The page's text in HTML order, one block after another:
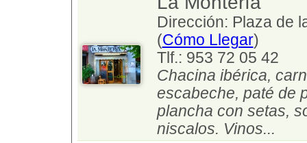
Dirección: Plaza de
(Cómo Llegar)
Tlf.: 953 72 05 42
Chacina ibérica,
escabeche, paté de
plancha con setas,
niscalos. Vinos...